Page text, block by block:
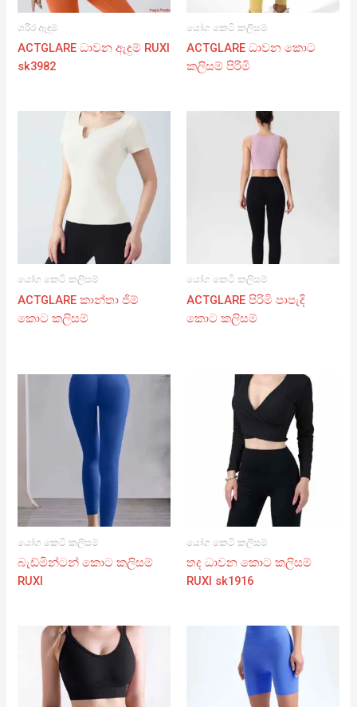
ශරීර ඇඳුම්
ACTGLARE ධාවන ඇඳුම් RUXI
sk3982
යෝග කෙටි කලිසම්
ACTGLARE ධාවන කොට
කලිසම් පිරිමි
යෝග කෙටි කලිසම්
ACTGLARE කාන්තා ජිම්
කොට කලිසම්
යෝග කෙටි කලිසම්
ACTGLARE පිරිමි පාපැදි
කොට කලිසම්
යෝග කෙටි කලිසම්
බැඩ්මින්ටන් කොට කලිසම්
RUXI
යෝග කෙටි කලිසම්
තද ධාවන කොට කලිසම්
RUXI sk1916